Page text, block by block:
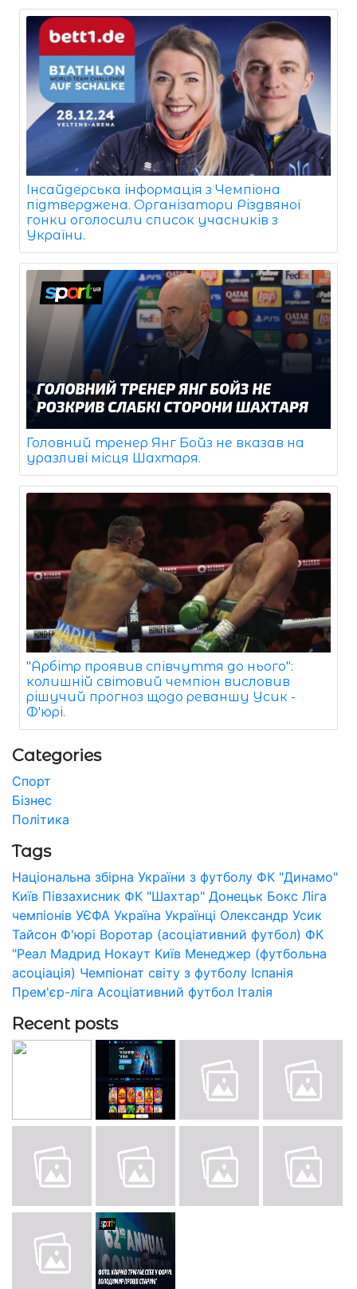
Інсайдерська інформація з Чемпіона
підтверджена. Організатори Різдвяної
гонки оголосили список учасників з
України.
Головний тренер Янг Бойз не вказав на
уразливі місця Шахтаря.
"Арбітр проявив співчуття до нього":
колишній світовий чемпіон висловив
рішучий прогноз щодо реваншу Усик -
Ф'юрі.
Categories
Спорт
Бізнес
Політика
Tags
Національна збірна України з футболу ФК "Динамо"
Київ Півзахисник ФК "Шахтар" Донецьк Бокс Ліга
чемпіонів УЄФА Україна Українці Олександр Усик
Тайсон Ф'юрі Воротар (асоціативний футбол) ФК
"Реал Мадрид Нокаут Київ Менеджер (футбольна
асоціація) Чемпіонат світу з футболу Іспанія
Прем'єр-ліга Асоціативний футбол Італія
Recent posts